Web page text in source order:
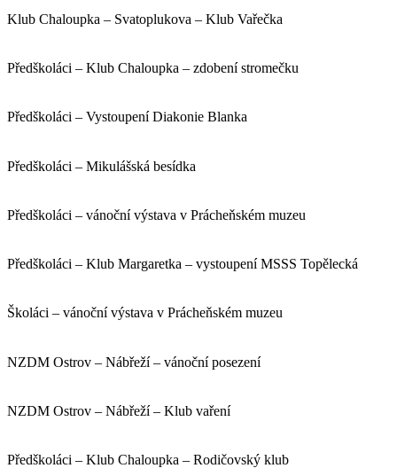
Klub Chaloupka – Svatoplukova – Klub Vařečka
Předškoláci – Klub Chaloupka – zdobení stromečku
Předškoláci – Vystoupení Diakonie Blanka
Předškoláci – Mikulášská besídka
Předškoláci – vánoční výstava v Prácheňském muzeu
Předškoláci – Klub Margaretka – vystoupení MSSS Topělecká
Školáci – vánoční výstava v Prácheňském muzeu
NZDM Ostrov – Nábřeží – vánoční posezení
NZDM Ostrov – Nábřeží – Klub vaření
Předškoláci – Klub Chaloupka – Rodičovský klub